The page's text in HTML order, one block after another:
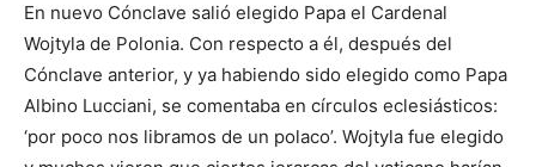
En nuevo Cónclave salió elegido Papa el Cardenal
Wojtyla de Polonia. Con respecto a él, después del
Cónclave anterior, y ya habiendo sido elegido como Papa
Albino Lucciani, se comentaba en círculos eclesiásticos:
‘por poco nos libramos de un polaco’. Wojtyla fue elegido